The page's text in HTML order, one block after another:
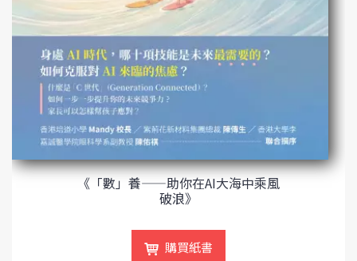
《「數」養——助你在AI大海中乘風
破浪》
購買紙書